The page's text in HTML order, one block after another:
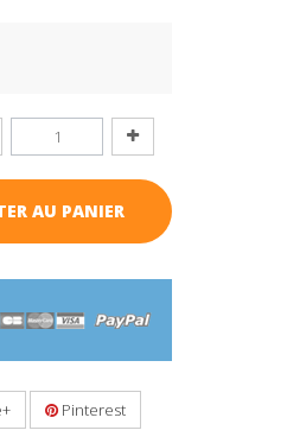
AU PANIER
Pinterest